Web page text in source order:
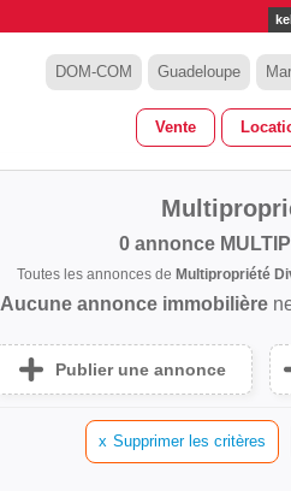
DOM-COM Guadeloupe
Vente
0 annonce
Toutes les annonces de Multipropriété
Aucune annonce immobilière
Publier une annonce
x Supprimer les critères